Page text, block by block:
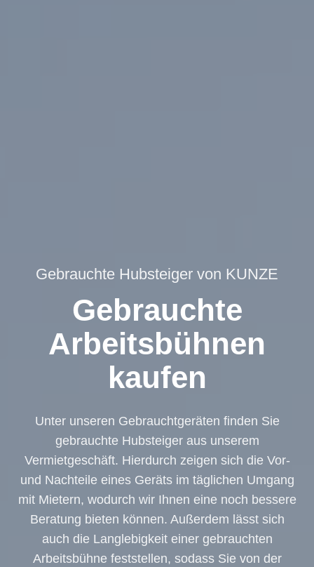
Gebrauchte Hubsteiger von KUNZE
Gebrauchte
Arbeitsbühnen
kaufen
Unter unseren Gebrauchtgeräten finden Sie
gebrauchte Hubsteiger aus unserem
Vermietgeschäft. Hierdurch zeigen sich die Vor-
und Nachteile eines Geräts im täglichen Umgang
mit Mietern, wodurch wir Ihnen eine noch bessere
Beratung bieten können. Außerdem lässt sich
auch die Langlebigkeit einer gebrauchten
Arbeitsbühne feststellen, sodass Sie von der